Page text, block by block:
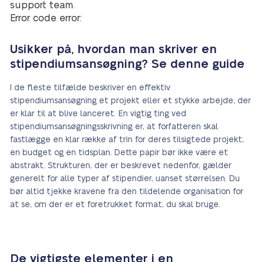
support team.
Error code error:
Usikker på, hvordan man skriver en
stipendiumsansøgning? Se denne guide
I de fleste tilfælde beskriver en effektiv
stipendiumsansøgning et projekt eller et stykke arbejde, der
er klar til at blive lanceret. En vigtig ting ved
stipendiumsansøgningsskrivning er, at forfatteren skal
fastlægge en klar række af trin for deres tilsigtede projekt,
en budget og en tidsplan. Dette papir bør ikke være et
abstrakt. Strukturen, der er beskrevet nedenfor, gælder
generelt for alle typer af stipendier, uanset størrelsen. Du
bør altid tjekke kravene fra den tildelende organisation for
at se, om der er et foretrukket format, du skal bruge.
De vigtigste elementer i en